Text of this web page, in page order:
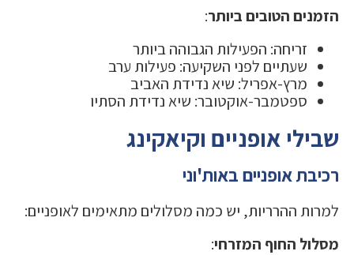
הזמנים הטובים ביותר:
זריחה: הפעילות הגבוהה ביותר
שעתיים לפני השקיעה: פעילות ערב
מרץ-אפריל: שיא נדידת האביב
ספטמבר-אוקטובר: שיא נדידת הסתיו
שבילי אופניים וקיאקינג
רכיבת אופניים באות'וני
למרות ההרריות, יש כמה מסלולים מתאימים לאופניים:
מסלול החוף המזרחי: